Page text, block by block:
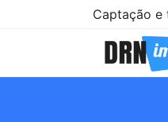
Captação e